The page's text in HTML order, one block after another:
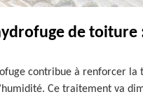
de toiture
contribue à renforcer la
Ce traitement va